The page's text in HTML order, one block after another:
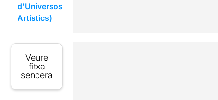
d’Universos
Artístics)
Veure
fitxa
sencera